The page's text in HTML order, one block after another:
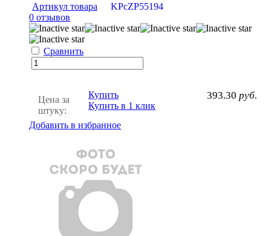
Артикул товара
KPcZP55194
0 отзывов
Сравнить
Цена за
штуку:
393.30 руб.
Купить
Купить в 1 клик
Добавить в избранное